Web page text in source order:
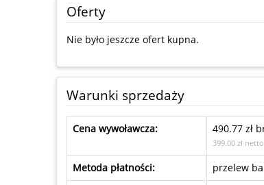
Oferty
Nie było jeszcze ofert kupna.
Warunki sprzedaży
Cena wywoławcza: 490.77 zł
399.00 zł netto
Metoda płatności: przelew